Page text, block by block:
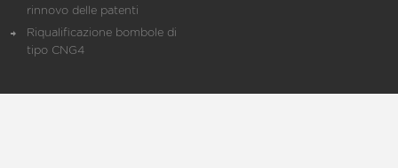
rinnovo delle patenti
Riqualificazione bombole di
tipo CNG4